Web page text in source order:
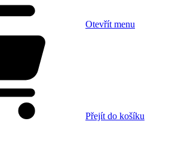
Otevřít menu
Přejít do košíku